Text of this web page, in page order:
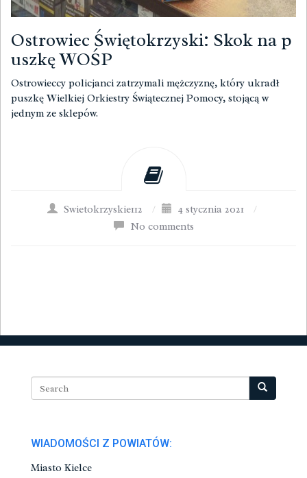
Ostrowiec Świętokrzyski: Skok na p
uszkę WOŚP
Ostrowieccy policjanci zatrzymali mężczyznę, który ukradł
puszkę Wielkiej Orkiestry Świątecznej Pomocy, stojącą w
jednym ze sklepów.
Swietokrzyskie112 / 4 stycznia 2021
/
No comments
WIADOMOŚCI Z POWIATÓW:
Miasto Kielce